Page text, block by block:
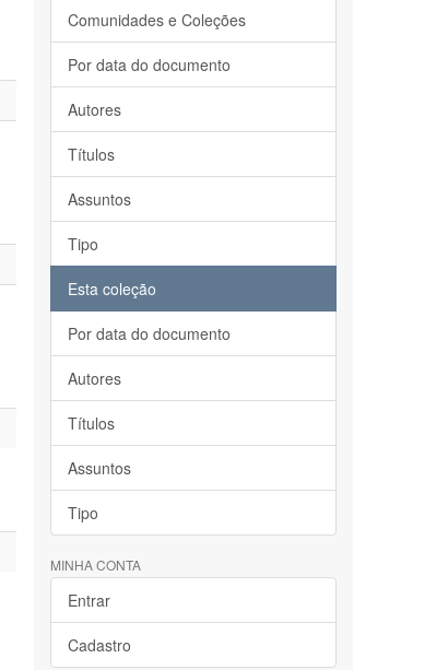
Comunidades e Coleções
Por data do documento
Autores
Títulos
Assuntos
Tipo
Esta coleção
Por data do documento
Autores
Títulos
Assuntos
Tipo
MINHA CONTA
Entrar
Cadastro